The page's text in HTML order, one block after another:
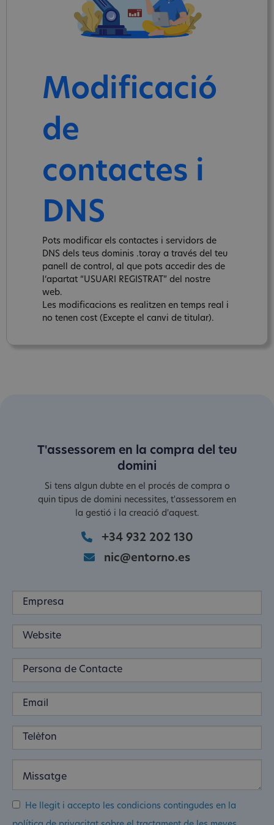
Modificació
de
contactes i
DNS
Pots modificar els contactes i servidors de
DNS dels teus dominis .toray a través del teu
panell de control, al que pots accedir des de
l‘apartat “USUARI REGISTRAT” del nostre
web.
Les modificacions es realitzen en temps real i
no tenen cost (Excepte el canvi de titular).
T'assessorem en la compra del teu
domini
Si tens algun dubte en el procés de compra o
quin tipus de domini necessites, t'assessorem en
la gestió i la creació d'aquest.
+34 932 202 130
nic@entorno.es
He llegit i accepto les condicions contingudes en la